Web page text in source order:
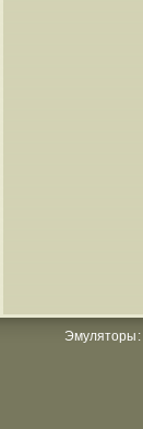
Эмуляторы :